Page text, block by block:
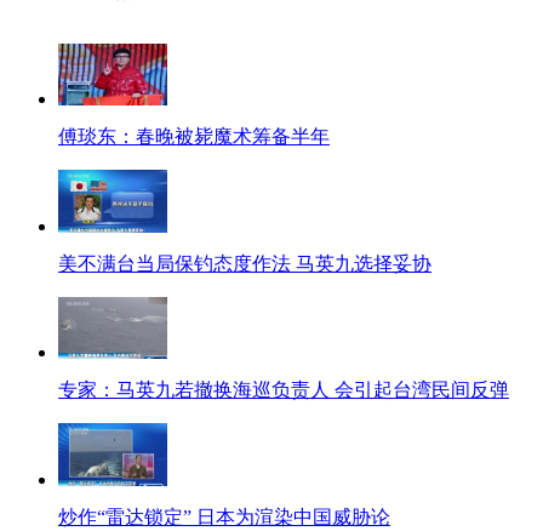
傅琰东：春晚被毙魔术筹备半年
美不满台当局保钓态度作法 马英九选择妥协
专家：马英九若撤换海巡负责人 会引起台湾民间反弹
炒作“雷达锁定” 日本为渲染中国威胁论